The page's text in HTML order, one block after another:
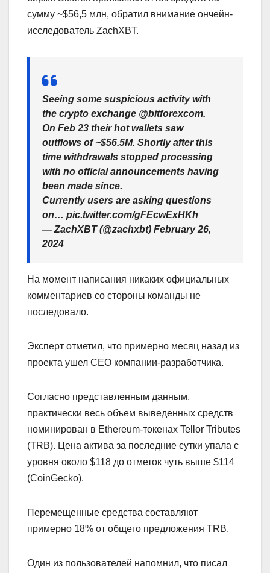
сумму ~$56,5 млн, обратил внимание ончейн-
исследователь ZachXBT.
Seeing some suspicious activity with
the crypto exchange @bitforexcom.
On Feb 23 their hot wallets saw
outflows of ~$56.5M. Shortly after this
time withdrawals stopped processing
with no official announcements having
been made since.
Currently users are asking questions
on… pic.twitter.com/gFEcwExHKh
— ZachXBT (@zachxbt) February 26,
2024
На момент написания никаких официальных
комментариев со стороны команды не
последовало.
Эксперт отметил, что примерно месяц назад из
проекта ушел CEO компании-разработчика.
Согласно представленным данным,
практически весь объем выведенных средств
номинирован в Ethereum-токенах Tellor Tributes
(TRB). Цена актива за последние сутки упала с
уровня около $118 до отметок чуть выше $114
(CoinGecko).
Перемещенные средства составляют
примерно 18% от общего предложения TRB.
Один из пользователей напомнил, что писал